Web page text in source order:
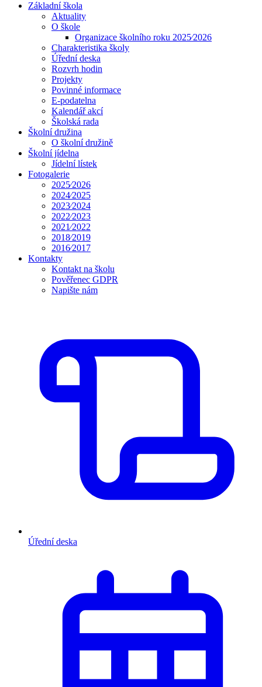
Základní škola
Aktuality
O škole
Organizace školního roku 2025⁄2026
Charakteristika školy
Úřední deska
Rozvrh hodin
Projekty
Povinné informace
E-podatelna
Kalendář akcí
Školská rada
Školní družina
O školní družině
Školní jídelna
Jídelní lístek
Fotogalerie
2025⁄2026
2024⁄2025
2023⁄2024
2022⁄2023
2021⁄2022
2018⁄2019
2016⁄2017
Kontakty
Kontakt na školu
Pověřenec GDPR
Napište nám
Úřední deska